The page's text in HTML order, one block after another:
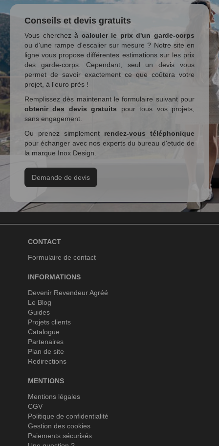
Conseils et devis gratuits
Vous cherchezà calculer le prix d'un garde-corps
ou d'une rampe d'escalier sur mesure ? Notre site en
ligne vous propose différentes estimations sur les prix
des garde-corps. Cependant, seul un devis vous
permet de savoir exactement ce que coûtera votre
projet, à l'euro près !
Remplissez dès maintenant le formulaire suivant pour
obtenir des devis gratuits pour tous vos projets,
sans engagement.
Ou prenez simplement rendez-vous téléphonique
pour échanger avec nos experts du bureau d'etude de
la marque Inox Design.
Demande de devis
CONTACT
Formulaire de contact
INFORMATIONS
Devenir Revendeur Agréé
Le Blog
Guides
Projets clients
Catalogue
Partenaires
Plan de site
Redirections
MENTIONS
Mentions légales
CGV
Politique de confidentialité
Gestion des cookies
Paiements sécurisés